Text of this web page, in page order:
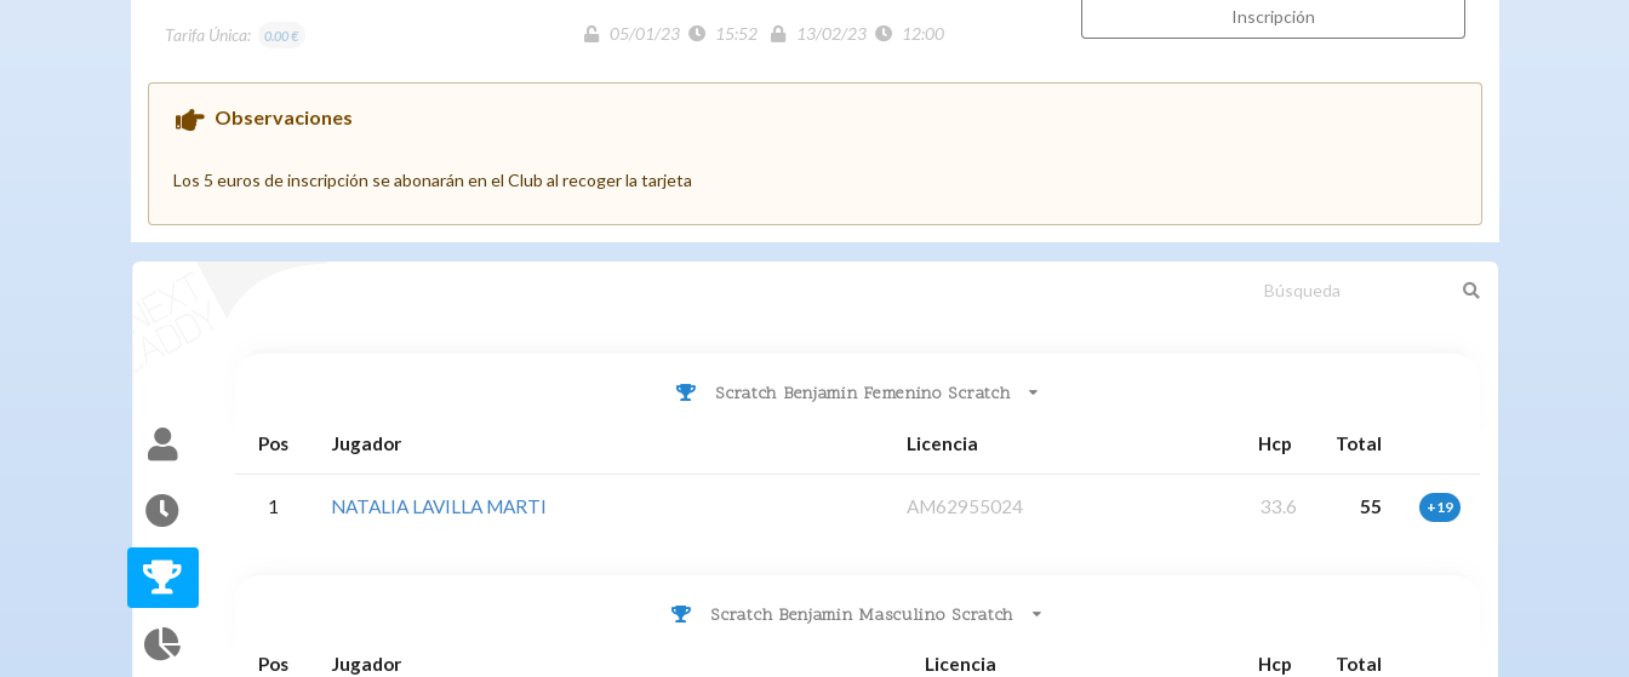
Tarifa Única: 0.00 € 05/01/23 15:52 13/02/23 12:00
Inscripción
Observaciones
Los 5 euros de inscripción se abonarán en el Club al recoger la tarjeta
Scratch Benjamin Femenino Scratch
Pos Jugador Licencia Hcp Total
1 NATALIA LAVILLA MARTI AM62955024 33.6 55 +19
Scratch Benjamin Masculino Scratch
Pos Jugador Licencia Hcp Total